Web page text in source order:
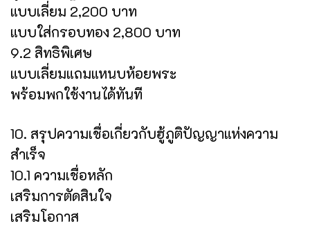
แบบเลี่ยม 2,200 บาท
แบบใส่กรอบทอง 2,800 บาท
9.2 สิทธิพิเศษ
แบบเลี่ยมแถมแหนบห้อยพระ
พร้อมพกใช้งานได้ทันที
10. สรุปความเชื่อเกี่ยวกับฮู้ภูติปัญญาแห่งความ
สำเร็จ
10.1 ความเชื่อหลัก
เสริมการตัดสินใจ
เสริมโอกาส